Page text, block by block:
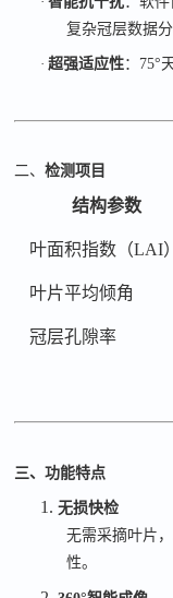
复杂冠层数据分
·超强适应性： 75°
二、检测项目
结构参数
叶面积指数（LAI）
叶片平均倾角
冠层孔隙率
三、功能特点
1.无损快检
无需采摘叶片，
性。